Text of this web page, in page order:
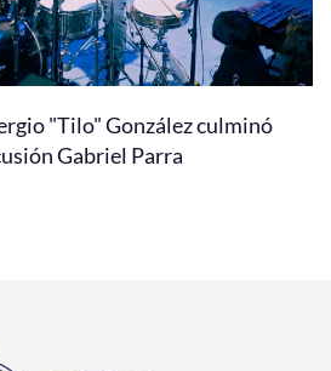
"Tilo" González culminó
Gabriel Parra